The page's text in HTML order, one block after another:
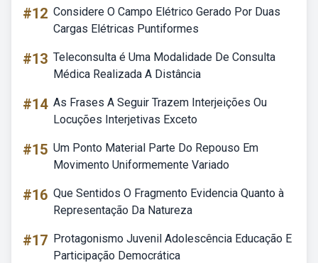
#12 Considere O Campo Elétrico Gerado Por Duas
Cargas Elétricas Puntiformes
#13 Teleconsulta é Uma Modalidade De Consulta
Médica Realizada A Distância
#14 As Frases A Seguir Trazem Interjeições Ou
Locuções Interjetivas Exceto
#15 Um Ponto Material Parte Do Repouso Em
Movimento Uniformemente Variado
#16 Que Sentidos O Fragmento Evidencia Quanto à
Representação Da Natureza
#17 Protagonismo Juvenil Adolescência Educação E
Participação Democrática